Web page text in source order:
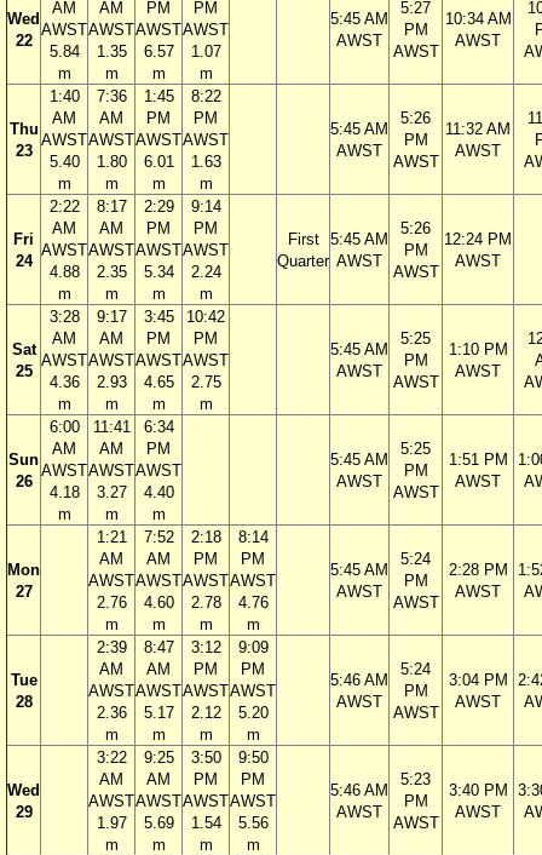
Wed
22
AM
AWST
5.84
m
AM
AWST
1.35
m
PM
AWST
6.57
m
PM
AWST
1.07
m
5:45 AM
AWST
5:27
PM
AWST
10:34 AM
AWST
Thu
23
1:40
AM
AWST
5.40
m
7:36
AM
AWST
1.80
m
1:45
PM
AWST
6.01
m
8:22
PM
AWST
1.63
m
5:45 AM
AWST
5:26
PM
AWST
11:32 AM
AWST
Fri
24
2:22
AM
AWST
4.88
m
8:17
AM
AWST
2.35
m
2:29
PM
AWST
5.34
m
9:14
PM
AWST
2.24
m
First
Quarter
5:45 AM
AWST
5:26
PM
AWST
12:24 PM
AWST
Sat
25
3:28
AM
AWST
4.36
m
9:17
AM
AWST
2.93
m
3:45
PM
AWST
4.65
m
10:42
PM
AWST
2.75
m
5:45 AM
AWST
5:25
PM
AWST
1:10 PM
AWST
Sun
26
6:00
AM
AWST
4.18
m
11:41
AM
AWST
3.27
m
6:34
PM
AWST
4.40
m
5:45 AM
AWST
5:25
PM
AWST
1:51 PM
AWST
Mon
27
1:21
AM
AWST
2.76
m
7:52
AM
AWST
4.60
m
2:18
PM
AWST
2.78
m
8:14
PM
AWST
4.76
m
5:45 AM
AWST
5:24
PM
AWST
2:28 PM
AWST
Tue
28
2:39
AM
AWST
2.36
m
8:47
AM
AWST
5.17
m
3:12
PM
AWST
2.12
m
9:09
PM
AWST
5.20
m
5:46 AM
AWST
5:24
PM
AWST
3:04 PM
AWST
Wed
29
3:22
AM
AWST
1.97
m
9:25
AM
AWST
5.69
m
3:50
PM
AWST
1.54
m
9:50
PM
AWST
5.56
m
5:46 AM
AWST
5:23
PM
AWST
3:40 PM
AWST